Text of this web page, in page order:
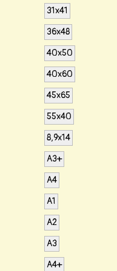
31х41
36х48
40х50
40х60
45х65
55х40
8,9х14
А3+
А4
А1
А2
А3
А4+